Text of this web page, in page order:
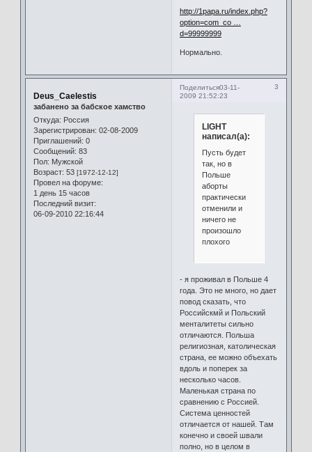
http://1papa.ru/index.php?
option=com_co …
d=99999999
Нормально.
Поделиться 3
03-11-
2009 21:52:23
Deus_Caelestis
забанено за бабское хамство
Откуда: Россия
Зарегистрирован: 02-08-2009
Приглашений: 0
Сообщений: 83
Пол: Мужской
Возраст: 53 [1972-12-12]
Провел на форуме:
1 день 15 часов
Последний визит:
06-09-2010 22:16:44
LIGHT
написал(а):
Пусть будет
так, но в
Польше
аборты
практически
отменили и
ничего не
произошло
плохого
- я проживал в Польше 4
года. Это не много, но дает
повод сказать, что
Российскмй и Польский
менталитеты сильно
отличаются. Польша
религиозная, католическая
страна, ее можно объехать
вдоль и поперек за
несколько часов.
Маленькая страна по
сравнению с Россией.
Система ценностей
отличается от нашей. Там
конечно и своей швали
полно, но в целом в